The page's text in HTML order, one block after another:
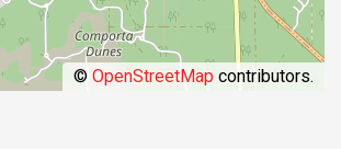
© OpenStreetMap contributors.